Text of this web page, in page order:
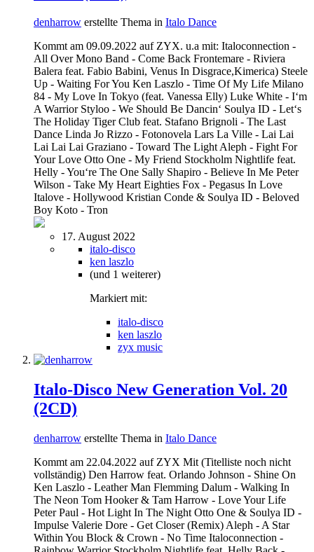
denharrow erstellte Thema in Italo Dance
Kommt am 09.09.2022 auf ZYX. u.a mit: Italoconnection -
All Over Mono Band - Come Back Frontemare - Riviera
Balera feat. Fabio Babini, Venus In Disgrace,Kimerica) Steele
Up - Waiting For You Ken Laszlo - Time Of My Life Milano
84 - My Love In Tokyo (feat. Vanessa Elly) Luke White - I‘m
A Warrior Styloo - We Should Be Dancin‘ Soulya ID - Let‘s
The Holiday Tiger Club feat. Stafano Brignoli - The Last
Dance Linda Jo Rizzo - Fotonovela Lars La Ville - Lai Lai
Lai Lai Lai Graziano - Toward The Light Aleph - Fight For
Your Love Otto One - My Friend Stockholm Nightlife feat.
Helly - You‘re The One Sally Shapiro - Believe In Me Peter
Wilson - Take My Heart Eighties Fox - Pegasus In Love
Italove - Hollywood Kristian Conde & Soulya ID - Beloved
Boy Koto - Tron
17. August 2022
italo-disco
ken laszlo
(und 1 weiterer)
Markiert mit:
italo-disco
ken laszlo
zyx music
Italo-Disco New Generation Vol. 20
(2CD)
denharrow erstellte Thema in Italo Dance
Kommt am 22.04.2022 auf ZYX Mit (Titelliste noch nicht
vollständig) Den Harrow feat. Orlando Johnson - Shine On
Ken Laszlo - Leather Man Flemming Dalum - Walking In
The Neon Tom Hooker & Tam Harrow - Love Your Life
Peter Paul - Hot Light In The Night Otto One & Soulya ID -
Impulse Valerie Dore - Get Closer (Remix) Aleph - A Star
Within You Block & Crown - No Time Italoconnection -